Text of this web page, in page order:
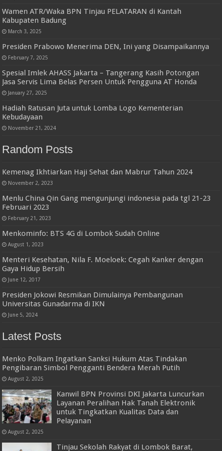
Wamen ATR/Waka BPN Tinjau PELATARAN di Kantah
Kabupaten Badung
March 3, 2025
Presiden Prabowo Menerima DEN, Ini yang Disampaikannya
February 7, 2025
Spesial Imlek AHASS Jakarta – Tangerang Kasih Potongan
Jasa Servis Lima Belas Persen Untuk Pengguna AT Honda
January 27, 2025
Hadiah Ratusan Juta untuk Lomba Logo Kementerian
Kebudayaan
November 21, 2024
Random Posts
Kemenag Ikhtiarkan Haji Sehat dan Mabrur Tahun 2024
November 2, 2023
Menlu China Qin Gang mengunjungi indonesia pada tgl 21-23
Februari 2023
February 21, 2023
Menkominfo: BTS 4G di Lombok Sudah Online
August 1, 2023
Menteri Kesehatan, Nila F. Moeloek: Cegah Kanker dengan
Gaya Hidup Bersih
June 12, 2017
Presiden Jokowi Resmikan Dimulainya Pembangunan
Universitas Gunadarma di IKN
June 5, 2024
Latest Posts
Menko Polkam Ingatkan Sanksi Hukum Atas Tindakan
Pengibaran Simbol Pengganti Bendera Merah Putih
August 2, 2025
Kanwil BPN Provinsi DKI Jakarta Luncurkan
Layanan Peralihan Hak Tanah Elektronik
untuk Tingkatkan Kualitas Data dan
Pelayanan
August 2, 2025
Tinjau Sekolah Rakyat di Lombok Barat,